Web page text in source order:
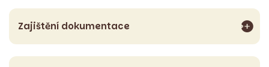
Zajištění dokumentace